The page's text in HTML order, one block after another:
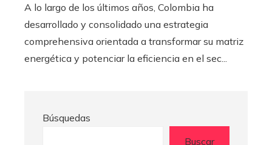
A lo largo de los últimos años, Colombia ha
desarrollado y consolidado una estrategia
comprehensiva orientada a transformar su matriz
energética y potenciar la eficiencia en el sec...
Búsquedas
Buscar